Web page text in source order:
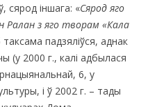
сярод іншага: «Сярод яго
Ралан з яго творам «Кала
таксама падзяліўся, аднак
(у 2000 г., калі адбылася
6, у
і ў 2002 г. – тады